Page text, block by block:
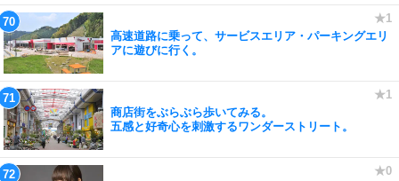
高速道路に乗って、サービスエリア・パーキングエリ
アに遊びに行く。
商店街をぶらぶら歩いてみる。
五感と好奇心を刺激するワンダーストリート。